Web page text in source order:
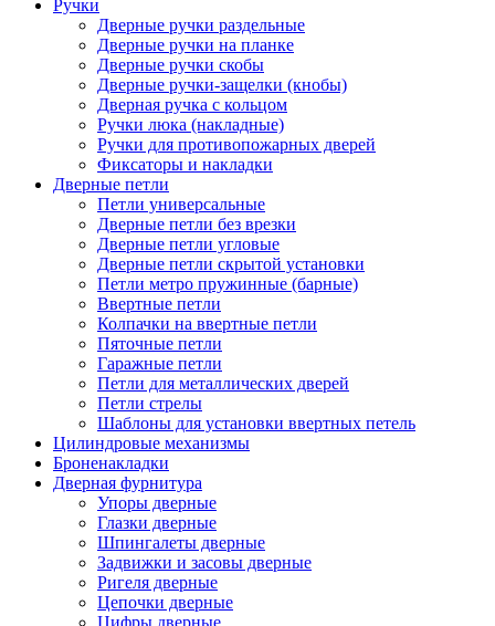
Ручки
Дверные ручки раздельные
Дверные ручки на планке
Дверные ручки скобы
Дверные ручки-защелки (кнобы)
Дверная ручка с кольцом
Ручки люка (накладные)
Ручки для противопожарных дверей
Фиксаторы и накладки
Дверные петли
Петли универсальные
Дверные петли без врезки
Дверные петли угловые
Дверные петли скрытой установки
Петли метро пружинные (барные)
Ввертные петли
Колпачки на ввертные петли
Пяточные петли
Гаражные петли
Петли для металлических дверей
Петли стрелы
Шаблоны для установки ввертных петель
Цилиндровые механизмы
Броненакладки
Дверная фурнитура
Упоры дверные
Глазки дверные
Шпингалеты дверные
Задвижки и засовы дверные
Ригеля дверные
Цепочки дверные
Цифры дверные